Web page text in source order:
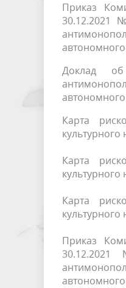
Приказ
30.12.2021
Доклад об
автономного
Карта
культурного
Карта
культурного
Карта
культурного
Приказ
30.12.2021